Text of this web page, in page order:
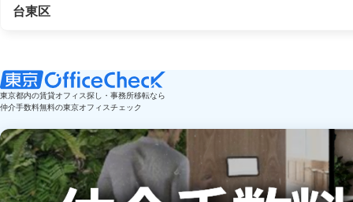
台東区
東京都内の賃貸オフィス探し・事務所移転なら
仲介手数料無料の東京オフィスチェック